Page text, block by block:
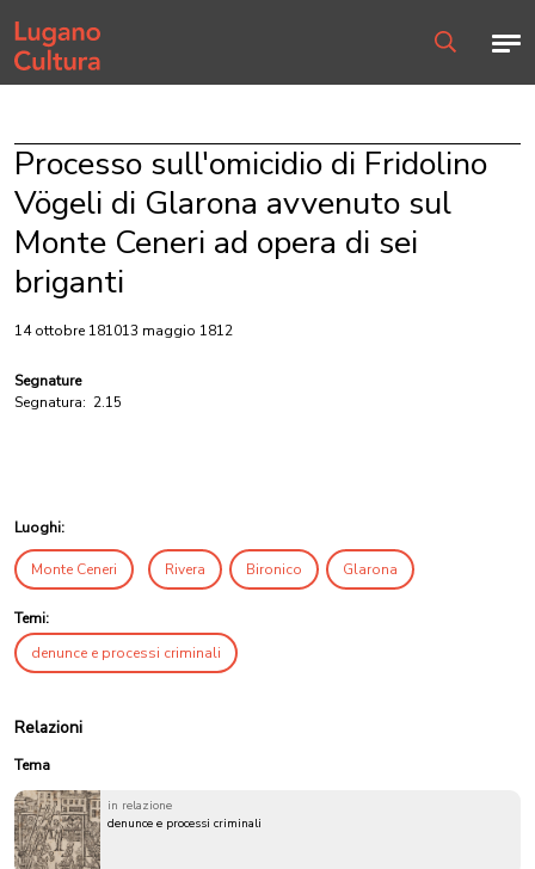
Home page
Processo sull'omicidio di Fridolino
Vögeli di Glarona avvenuto sul
Monte Ceneri ad opera di sei
briganti
14 ottobre 181013 maggio 1812
Segnature
Segnatura: 2.15
Luoghi:
Monte Ceneri Rivera Bironico Glarona
Temi:
denunce e processi criminali
Relazioni
Tema
in relazione
denunce e processi criminali